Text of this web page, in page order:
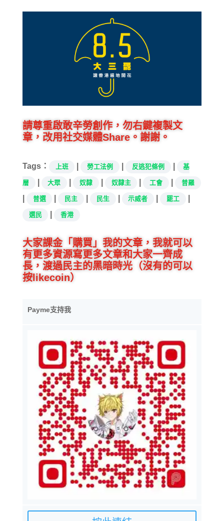
請尊重啟敢辛勞創作，勿右鍵複製文
章，改用社交媒體Share。謝謝。
Tags： 上班 勞工法例 反逃犯條例 基
層 大眾 奴隸 奴隸主 工會 普羅
普選 民主 民生 示威者 罷工
選民 香港
大家課金「購買」我的文章，我就可以
有更多資源寫更多文章和大家一齊成
長，渡過民主的黑暗時光（沒有的可以
按likecoin）
Payme支持我